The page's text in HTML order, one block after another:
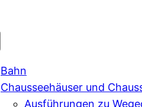
Bahn
Chausseehäuser und
Ausführungen zu